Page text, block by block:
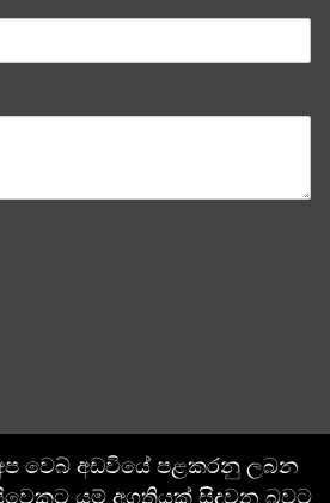
අප වෙබ් අඩවියේ පළකරනු ලබන
යම් අගතියක් සිදුවන බවට